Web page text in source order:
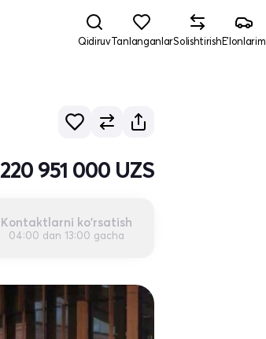
QidiruvTanlanganlarSolishtirishE'lonlarim
220 951 000 UZS
Kontaktlarni ko'rsatish
04:00 dan 13:00 gacha